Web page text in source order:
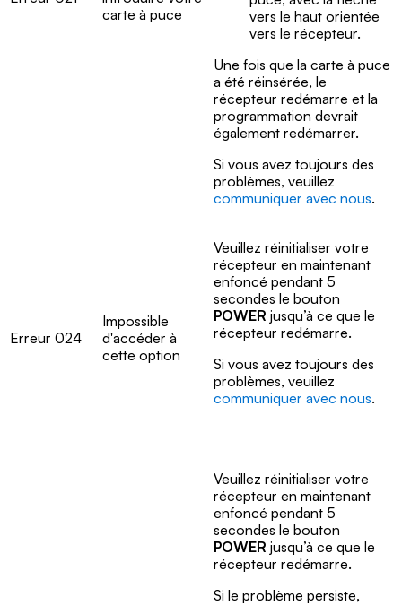
carte à puce
vers le haut orientée
vers le récepteur.
Une fois que la carte à puce
a été réinsérée, le
récepteur redémarre et la
programmation devrait
également redémarrer.
Si vous avez toujours des
problèmes, veuillez
communiquer avec nous.
Erreur 024
Impossible
d'accéder à
cette option
Veuillez réinitialiser votre
récepteur en maintenant
enfoncé pendant 5
secondes le bouton
POWER jusqu’à ce que le
récepteur redémarre.
Si vous avez toujours des
problèmes, veuillez
communiquer avec nous.
Veuillez réinitialiser votre
récepteur en maintenant
enfoncé pendant 5
secondes le bouton
POWER jusqu’à ce que le
récepteur redémarre.
Si le problème persiste,